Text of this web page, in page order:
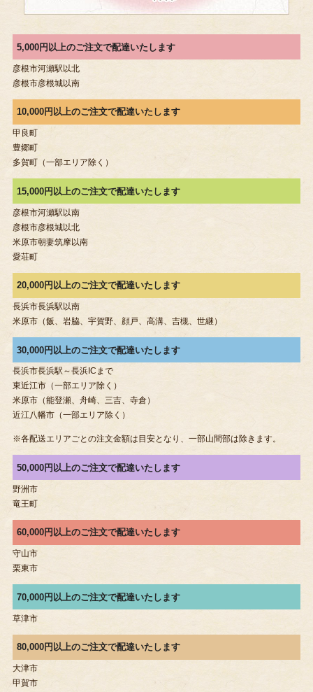
5,000円以上のご注文で配達いたします
彦根市河瀬駅以北
彦根市彦根城以南
10,000円以上のご注文で配達いたします
甲良町
豊郷町
多賀町（一部エリア除く）
15,000円以上のご注文で配達いたします
彦根市河瀬駅以南
彦根市彦根城以北
米原市朝妻筑摩以南
愛荘町
20,000円以上のご注文で配達いたします
長浜市長浜駅以南
米原市（飯、岩脇、宇賀野、顔戸、高溝、吉槻、世継）
30,000円以上のご注文で配達いたします
長浜市長浜駅～長浜ICまで
東近江市（一部エリア除く）
米原市（能登瀬、舟崎、三吉、寺倉）
近江八幡市（一部エリア除く）
※各配送エリアごとの注文金額は目安となり、一部山間部は除きます。
50,000円以上のご注文で配達いたします
野洲市
竜王町
60,000円以上のご注文で配達いたします
守山市
栗東市
70,000円以上のご注文で配達いたします
草津市
80,000円以上のご注文で配達いたします
大津市
甲賀市